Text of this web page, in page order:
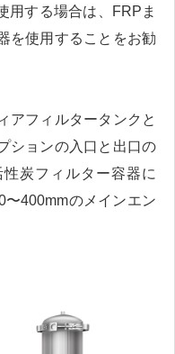
用する場合は、FRPま
を使用することをお勧
アフィルタータンクと
ションの入口と出口の
炭フィルター容器に
400mmのメインエン